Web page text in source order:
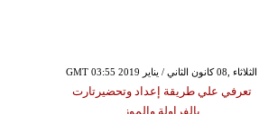
GMT 03:55 2019 الثلاثاء ,08 كانون الثاني / يناير
تعرفي علي طريقة إعداد وتحضيرتارت
بالفراولة والموز